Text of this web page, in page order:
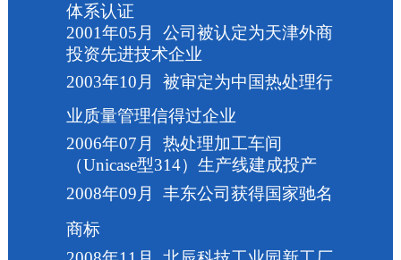
体系认证
2001年05 月
公司被认定为天津外商
投资先进技术企业
2003年10 月
被审定为中国热处理行
业质量管理信得过企业
2006年07 月
热处理加工车间
（Unicase型314）生产线建成投产
2008年09 月
丰东公司获得国家驰名
商标